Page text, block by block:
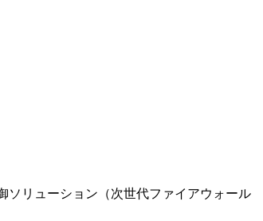
ソリューション（次世代ファイアウォール